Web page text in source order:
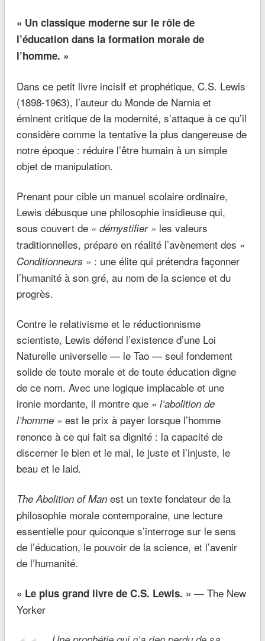
« Un classique moderne sur le rôle de
l’éducation dans la formation morale de
l’homme. »
Dans ce petit livre incisif et prophétique, C.S. Lewis
(1898-1963), l’auteur du Monde de Narnia et
éminent critique de la modernité, s’attaque à ce qu’il
considère comme la tentative la plus dangereuse de
notre époque : réduire l’être humain à un simple
objet de manipulation.
Prenant pour cible un manuel scolaire ordinaire,
Lewis débusque une philosophie insidieuse qui,
sous couvert de « démystifier » les valeurs
traditionnelles, prépare en réalité l’avènement des «
Conditionneurs » : une élite qui prétendra façonner
l’humanité à son gré, au nom de la science et du
progrès.
Contre le relativisme et le réductionnisme
scientiste, Lewis défend l’existence d’une Loi
Naturelle universelle — le Tao — seul fondement
solide de toute morale et de toute éducation digne
de ce nom. Avec une logique implacable et une
ironie mordante, il montre que « l’abolition de
l’homme » est le prix à payer lorsque l’homme
renonce à ce qui fait sa dignité : la capacité de
discerner le bien et le mal, le juste et l’injuste, le
beau et le laid.
The Abolition of Manest un texte fondateur de la
philosophie morale contemporaine, une lecture
essentielle pour quiconque s’interroge sur le sens
de l’éducation, le pouvoir de la science, et l’avenir
de l’humanité.
« Le plus grand livre de C.S. Lewis. » — The New
Yorker